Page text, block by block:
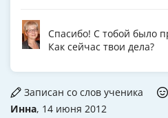
Спасибо! С тобой было
Как сейчас твои дела?
Инна, 14 июня 2012
Записан со слов ученика